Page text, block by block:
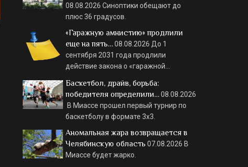
08.08.2026 Синоптики обещают до
плюс 36 градусов.
«Гаражную амнистию» продлили
еще на пять…08.08.2026 До 1
сентября 2031 года продлили
действие закона о «гаражной…
Баскетбол, драйв, борьба:
победителя определили…08.08.2026
В Миассе прошел первый турнир по
баскетболу в формате 3х3.
Аномальная жара возвращается в
Челябинскую область 07.08.2026 В
Миассе будет жарко.